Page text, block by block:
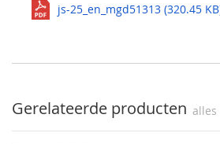
js-25_en_mgd51313 (320.45
Gerelateerde producten alles